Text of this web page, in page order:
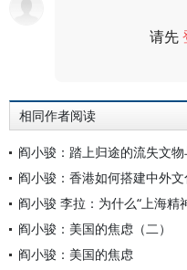
请先
相同作者阅读
阎小骏：踏上归途的流失文
阎小骏：香港如何搭建中外文
阎小骏 李拉：为什么“上海精
阎小骏：美国的焦虑（二）
阎小骏：美国的焦虑